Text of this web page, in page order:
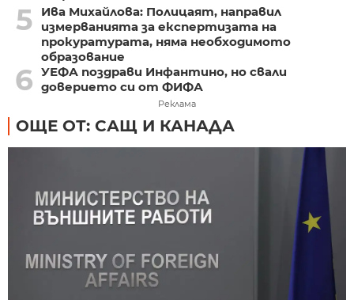
5
Ива Михайлова: Полицаят, направил
измерванията за експертизата на
прокуратурата, няма необходимото
образование
6 УЕФА поздрави Инфантино, но свали
доверието си от ФИФА
Реклама
ОЩЕ ОТ: САЩ И КАНАДА